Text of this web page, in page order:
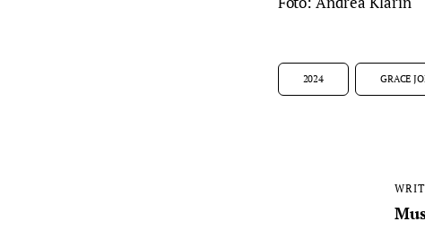
2024 GRACE